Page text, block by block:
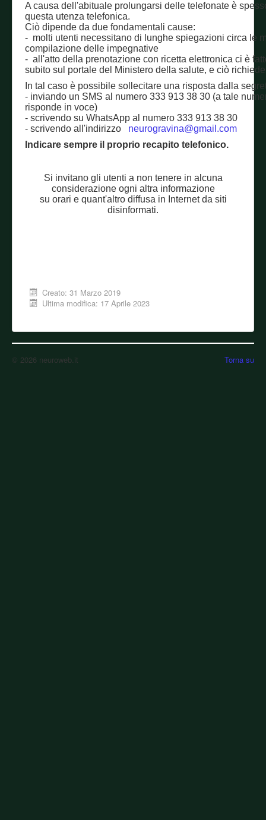
A causa dell'abituale prolungarsi delle telefonate è
questa utenza telefonica.
Ciò dipende da due fondamentali cause:
- molti utenti necessitano di lunghe spiegazioni circa le
compilazione delle impegnative
- all'atto della prenotazione con ricetta elettronica ci è
subito sul portale del Ministero della salute, e ciò
In tal caso è possibile sollecitare una risposta dalla
- inviando un SMS al numero 333 913 38 30 (a tale
risponde in voce)
- scrivendo su WhatsApp al numero 333 913 38 30
- scrivendo all'indirizzo neurogravina@gmail.com
Indicare sempre il proprio recapito telefonico.
Si invitano gli utenti a non tenere in alcuna
considerazione ogni altra informazione
su orari e quant'altro diffusa in Internet da siti
disinformati.
Creato: 31 Marzo 2019
Ultima modifica: 17 Aprile 2023
Torna su
© 2026 neuroweb.it